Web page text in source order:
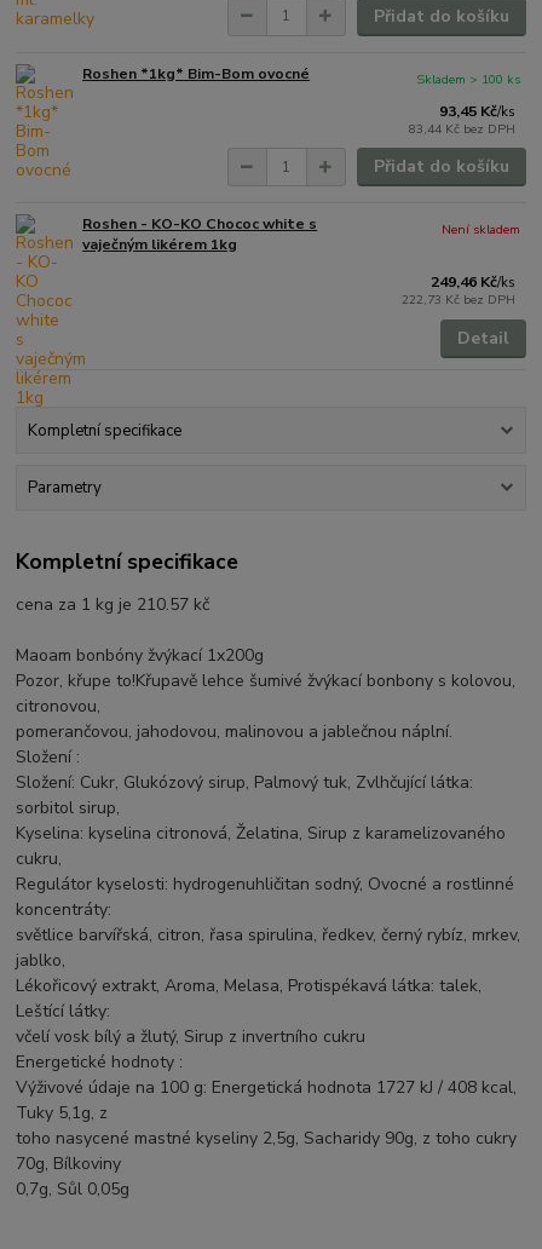
Přidat do košíku
Roshen *1kg* Bim-Bom ovocné
93,45 Kč/ks
83,44 Kč bez DPH
Skladem > 100 ks
Přidat do košíku
Roshen - KO-KO Chococ white s
vaječným likérem 1kg
249,46 Kč/ks
222,73 Kč bez DPH
Není skladem
Detail
Kompletní specifikace
Parametry
Kompletní specifikace
cena za 1 kg je 210.57 kč
Maoam bonbóny žvýkací 1x200g
Pozor, křupe to!Křupavě lehce šumivé žvýkací bonbony s kolovou,
citronovou,
pomerančovou, jahodovou, malinovou a jablečnou náplní.
Složení :
Složení: Cukr, Glukózový sirup, Palmový tuk, Zvlhčující látka:
sorbitol sirup,
Kyselina: kyselina citronová, Želatina, Sirup z karamelizovaného
cukru,
Regulátor kyselosti: hydrogenuhličitan sodný, Ovocné a rostlinné
koncentráty:
světlice barvířská, citron, řasa spirulina, ředkev, černý rybíz, mrkev,
jablko,
Lékořicový extrakt, Aroma, Melasa, Protispékavá látka: talek,
Leštící látky:
včelí vosk bílý a žlutý, Sirup z invertního cukru
Energetické hodnoty :
Výživové údaje na 100 g: Energetická hodnota 1727 kJ / 408 kcal,
Tuky 5,1g, z
toho nasycené mastné kyseliny 2,5g, Sacharidy 90g, z toho cukry
70g, Bílkoviny
0,7g, Sůl 0,05g